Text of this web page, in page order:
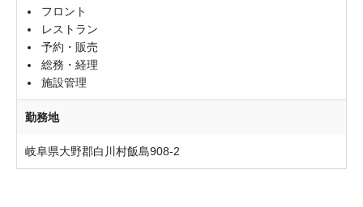
フロント
レストラン
予約・販売
総務・経理
施設管理
勤務地
岐阜県大野郡白川村飯島908-2